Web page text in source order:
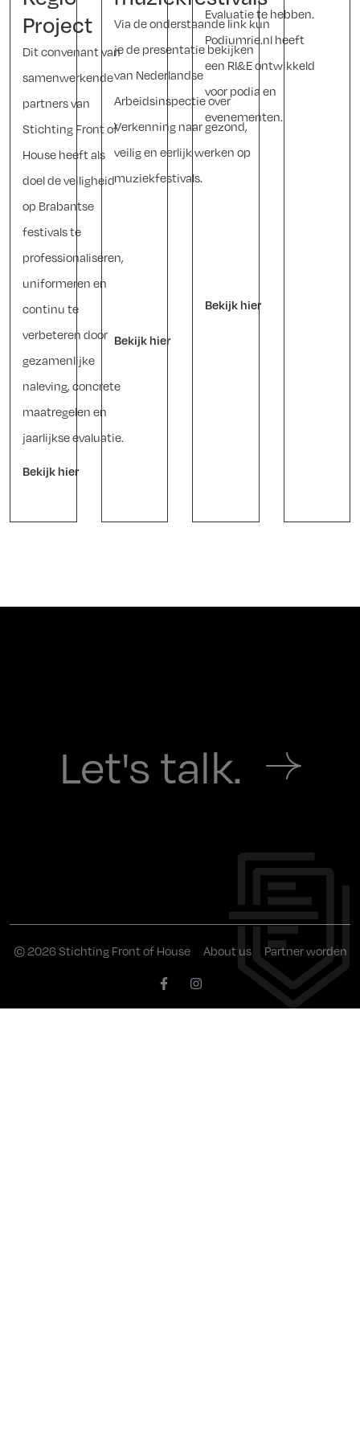
Project
Dit convenant van
samenwerkende
partners van
Stichting Front of
House heeft als
doel de veiligheid
op Brabantse
festivals te
professionaliseren,
uniformeren en
continu te
verbeteren door
gezamenlijke
naleving, concrete
maatregelen en
jaarlijkse evaluatie.
Bekijk hier
Via de onderstaande link kun
je de presentatie bekijken
van Nederlandse
Arbeidsinspectie over
Verkenning naar gezond,
veilig en eerlijk werken op
muziekfestivals.
Bekijk hier
Evaluatie te hebben.
Podiumrie.nl heeft
een RI&E ontwikkeld
voor podia en
evenementen.
Bekijk hier
Let's talk.
© 2026 Stichting Front of House About us Partner worden